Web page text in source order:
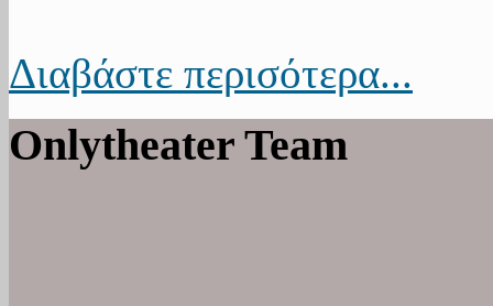
Διαβάστε περισότερα...
Onlytheater Team